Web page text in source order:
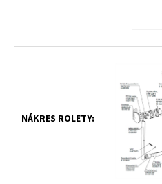
NÁKRES ROLETY: